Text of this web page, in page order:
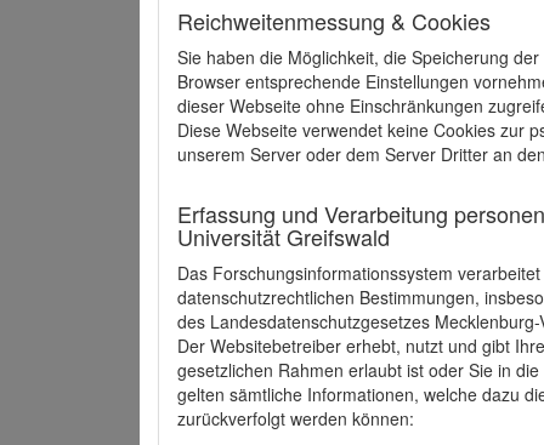
Reichweitenmessung & Cookies
Sie haben die Möglichkeit, die Speicherung
Browser entsprechende Einstellungen
dieser Webseite ohne Einschränkungen
Diese Webseite verwendet keine Cookies zur
unserem Server oder dem Server Dritter an
Erfassung und Verarbeitung
Universität Greifswald
Das Forschungsinformationssystem
datenschutzrechtlichen Bestimmungen,
des Landesdatenschutzgesetzes
Der Websitebetreiber erhebt, nutzt und gibt
gesetzlichen Rahmen erlaubt ist oder Sie in
gelten sämtliche Informationen, welche dazu
zurückverfolgt werden können: